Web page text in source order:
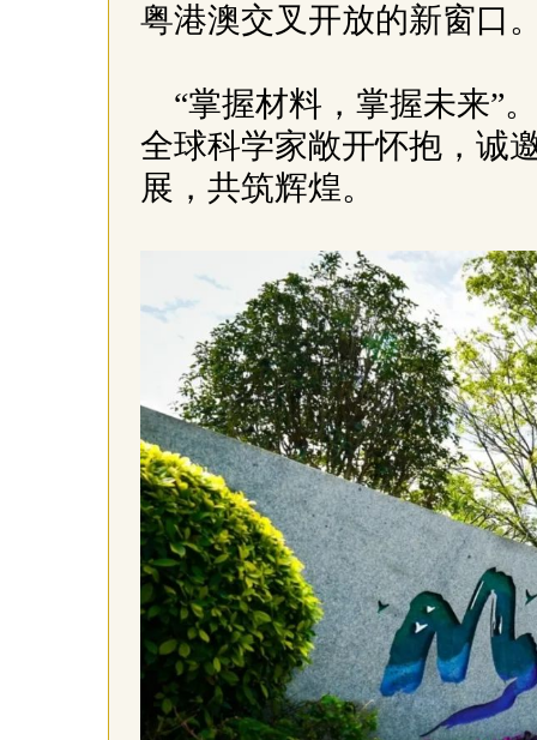
粤港澳交叉开放的新窗口
“掌握材料，掌握未来”
全球科学家敞开怀抱，诚
展，共筑辉煌。